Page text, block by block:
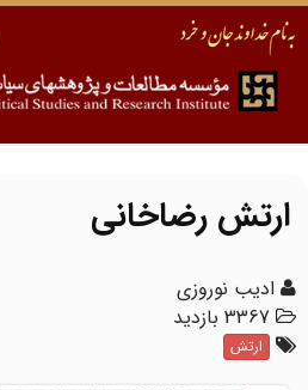
ارتش رضاخانی
ادیب نوروزی
3367 بازدید
ارتش